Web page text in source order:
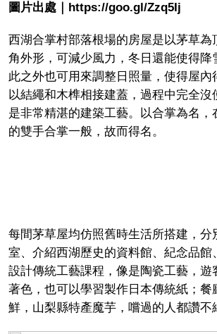
圖片出處｜https://goo.gl/Zzq5Ij
西湖合掌村部落根場的房屋是以茅草為
角外形，可減少風力，冬日還能使得降
此之外也可用來調整日照量，使得屋內
以結繩和木榫相接建蓋，過程中完全沒
是非常精湛的建築工藝。以合掌為名，
的雙手合掌一般，故而得名。
每間茅草屋均仿照舊時生活所搭建，分
室、介紹西湖歷史的資料館、紀念品館
設計傳統工藝課程，像是陶瓷工藝，遊
著色，也可以學習製作日本傳統紙；餐
鮮，山梨縣特產魔芋，嚐過的人都讚不